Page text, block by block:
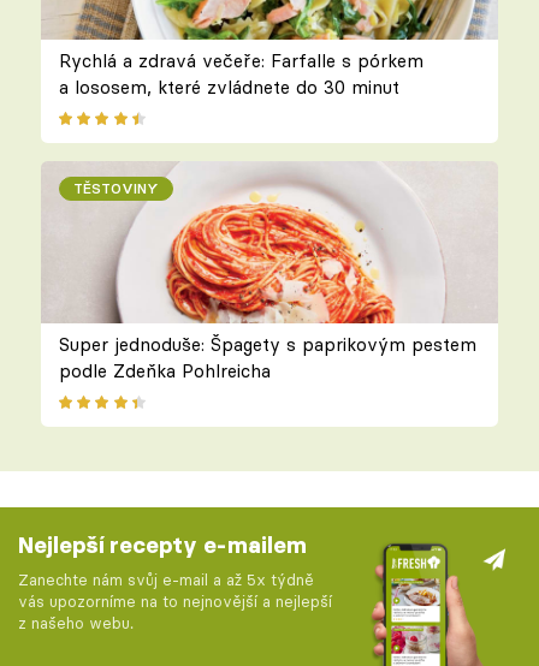
Rychlá a zdravá večeře: Farfalle s pórkem
a lososem, které zvládnete do 30 minut
TĚSTOVINY
Super jednoduše: Špagety s paprikovým pestem
podle Zdeňka Pohlreicha
Nejlepší recepty e-mailem
Zanechte nám svůj e-mail a až 5x týdně
vás upozorníme na to nejnovější a nejlepší
z našeho webu.